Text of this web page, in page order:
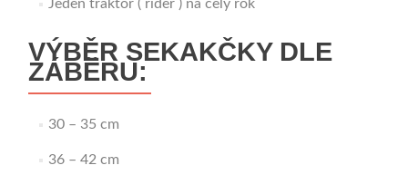
Jeden traktor ( rider ) na celý rok
VÝBĚR SEKAKČKY DLE
ZÁBĚRU:
30 – 35 cm
36 – 42 cm